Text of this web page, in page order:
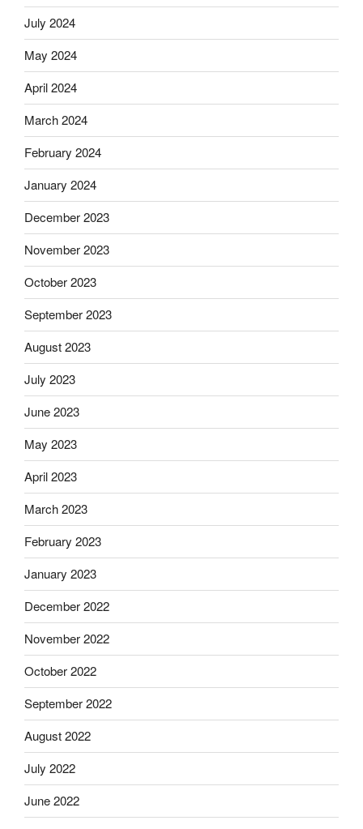
July 2024
May 2024
April 2024
March 2024
February 2024
January 2024
December 2023
November 2023
October 2023
September 2023
August 2023
July 2023
June 2023
May 2023
April 2023
March 2023
February 2023
January 2023
December 2022
November 2022
October 2022
September 2022
August 2022
July 2022
June 2022